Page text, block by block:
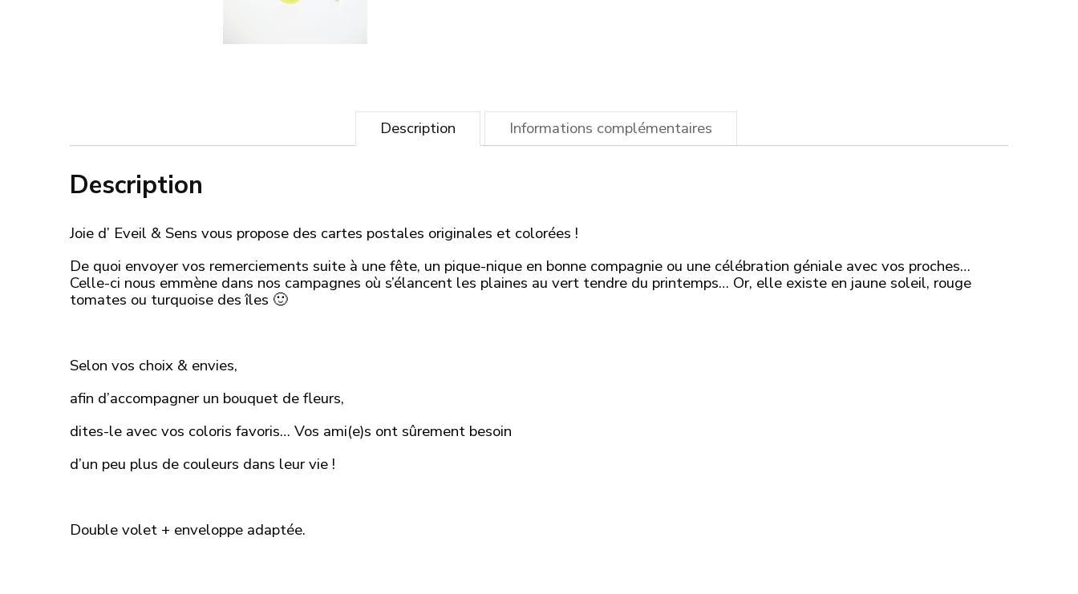
Description Informations complémentaires
Description
Joie d’ Eveil & Sens vous propose des cartes postales originales et colorées !
De quoi envoyer vos remerciements suite à une fête, un pique-nique en bonne compagnie ou une célébration géniale avec vos proches…
Celle-ci nous emmène dans nos campagnes où s’élancent les plaines au vert tendre du printemps… Or, elle existe en jaune soleil, rouge
tomates ou turquoise des îles 🙂
Selon vos choix & envies,
afin d’accompagner un bouquet de fleurs,
dites-le avec vos coloris favoris… Vos ami(e)s ont sûrement besoin
d’un peu plus de couleurs dans leur vie !
Double volet + enveloppe adaptée.